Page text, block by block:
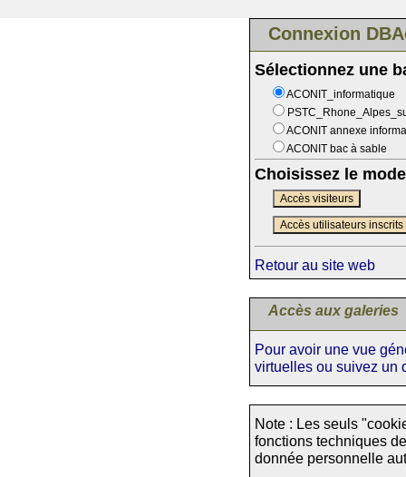
Connexion
Sélectionnez une
ACONIT_informatique
ACONIT annexe
ACONIT bac à sable
Choisissez le
Accès visiteurs
Accès utilisateurs inscrits
Retour au site web
Accès aux galeries
Pour avoir une vue
virtuelles ou suivez un
Note : Les seuls
fonctions techniques
donnée personnelle